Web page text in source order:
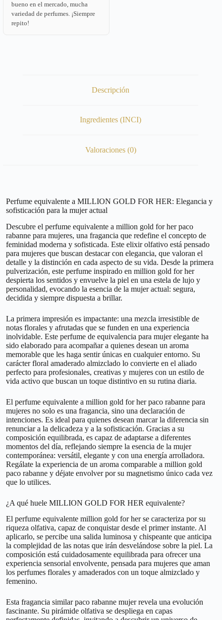
bueno en el mercado, mucha
variedad de perfumes. ¡Siempre
repito!
Descripción
Ingredientes (INCI)
Valoraciones (0)
Perfume equivalente a MILLION GOLD FOR HER: Elegancia y
sofisticación para la mujer actual
Descubre el perfume equivalente a million gold for her paco
rabanne para mujeres, una fragancia que redefine el concepto de
feminidad moderna y sofisticada. Este elixir olfativo está pensado
para mujeres que buscan destacar con elegancia, que valoran el
detalle y la distinción en cada aspecto de su vida. Desde la primera
pulverización, este perfume inspirado en million gold for her
despierta los sentidos y envuelve la piel en una estela de lujo y
personalidad, evocando la esencia de la mujer actual: segura,
decidida y siempre dispuesta a brillar.
La primera impresión es impactante: una mezcla irresistible de
notas florales y afrutadas que se funden en una experiencia
inolvidable. Este perfume de equivalencia para mujer elegante ha
sido elaborado para acompañar a quienes desean un aroma
memorable que les haga sentir únicas en cualquier entorno. Su
carácter floral amaderado almizclado lo convierte en el aliado
perfecto para profesionales, creativas y mujeres con un estilo de
vida activo que buscan un toque distintivo en su rutina diaria.
El perfume equivalente a million gold for her paco rabanne para
mujeres no solo es una fragancia, sino una declaración de
intenciones. Es ideal para quienes desean marcar la diferencia sin
renunciar a la delicadeza y a la sofisticación. Gracias a su
composición equilibrada, es capaz de adaptarse a diferentes
momentos del día, reflejando siempre la esencia de la mujer
contemporánea: versátil, elegante y con una energía arrolladora.
Regálate la experiencia de un aroma comparable a million gold
paco rabanne y déjate envolver por su magnetismo único cada vez
que lo utilices.
¿A qué huele MILLION GOLD FOR HER equivalente?
El perfume equivalente million gold for her se caracteriza por su
riqueza olfativa, capaz de conquistar desde el primer instante. Al
aplicarlo, se percibe una salida luminosa y chispeante que anticipa
la complejidad de las notas que irán desvelándose sobre la piel. La
composición está cuidadosamente equilibrada para ofrecer una
experiencia sensorial envolvente, pensada para mujeres que aman
los perfumes florales y amaderados con un toque almizclado y
femenino.
Esta fragancia similar paco rabanne mujer revela una evolución
fascinante. Su pirámide olfativa se despliega en capas